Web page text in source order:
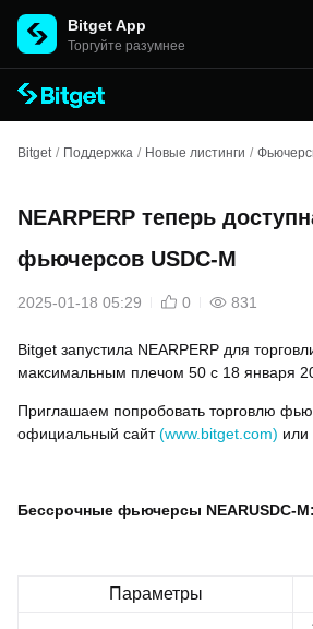
Bitget App
Торгуйте разумнее
Bitget / Поддержка / Новые листинги /
NEARPERP теперь
фьючерсов USDC-M
2025-01-18 05:29 0 831
Bitget запустила NEARPERP для
максимальным плечом 50 с 18 января
Приглашаем попробовать торговлю
официальный сайт(www.bitget.com) или
Бессрочные фьючерсы NEARUSDC-M:
Параметры